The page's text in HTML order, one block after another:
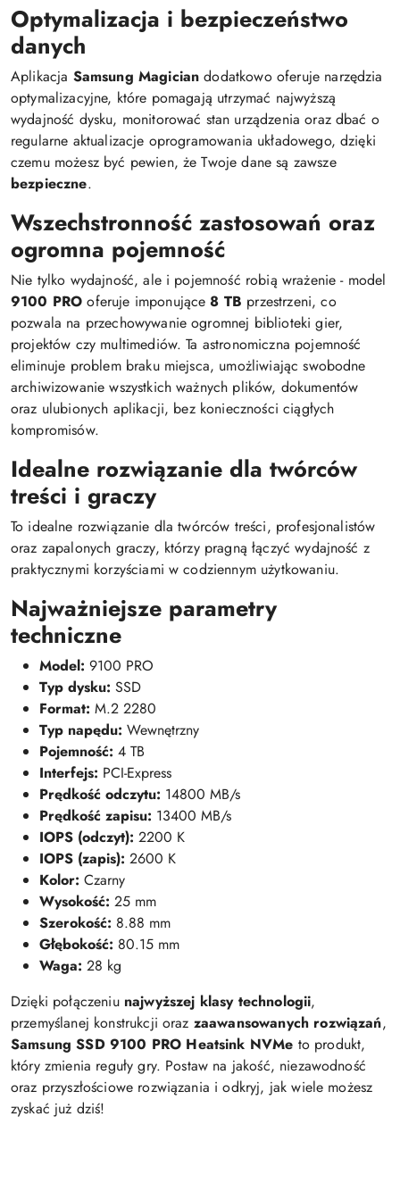
Optymalizacja i bezpieczeństwo
danych
Aplikacja Samsung Magician dodatkowo oferuje narzędzia
optymalizacyjne, które pomagają utrzymać najwyższą
wydajność dysku, monitorować stan urządzenia oraz dbać o
regularne aktualizacje oprogramowania układowego, dzięki
czemu możesz być pewien, że Twoje dane są zawsze
bezpieczne.
Wszechstronność zastosowań oraz
ogromna pojemność
Nie tylko wydajność, ale i pojemność robią wrażenie - model
9100 PRO oferuje imponujące8 TB przestrzeni, co
pozwala na przechowywanie ogromnej biblioteki gier,
projektów czy multimediów. Ta astronomiczna pojemność
eliminuje problem braku miejsca, umożliwiając swobodne
archiwizowanie wszystkich ważnych plików, dokumentów
oraz ulubionych aplikacji, bez konieczności ciągłych
kompromisów.
Idealne rozwiązanie dla twórców
treści i graczy
To idealne rozwiązanie dla twórców treści, profesjonalistów
oraz zapalonych graczy, którzy pragną łączyć wydajność z
praktycznymi korzyściami w codziennym użytkowaniu.
Najważniejsze parametry
techniczne
Model: 9100 PRO
Typ dysku: SSD
Format: M.2 2280
Typ napędu: Wewnętrzny
Pojemność: 4 TB
Interfejs: PCI-Express
Prędkość odczytu: 14800 MB/s
Prędkość zapisu: 13400 MB/s
IOPS (odczyt): 2200 K
IOPS (zapis): 2600 K
Kolor: Czarny
Wysokość: 25 mm
Szerokość: 8.88 mm
Głębokość: 80.15 mm
Waga: 28 kg
Dzięki połączeniu najwyższej klasy technologii,
przemyślanej konstrukcji oraz zaawansowanych rozwiązań,
Samsung SSD 9100 PRO Heatsink NVMe to produkt,
który zmienia reguły gry. Postaw na jakość, niezawodność
oraz przyszłościowe rozwiązania i odkryj, jak wiele możesz
zyskać już dziś!